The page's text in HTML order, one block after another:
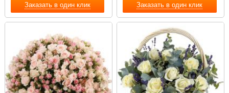
Заказать в один клик Заказать в один клик